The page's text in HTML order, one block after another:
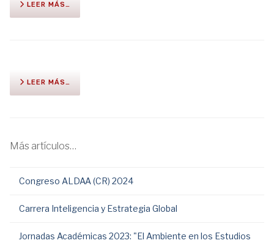
LEER MÁS…
LEER MÁS…
Más artículos…
Congreso ALDAA (CR) 2024
Carrera Inteligencia y Estrategia Global
Jornadas Académicas 2023: "El Ambiente en los Estudios